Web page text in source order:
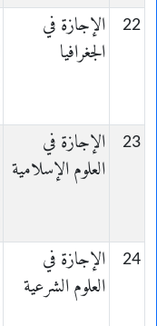
22
الإجازة في
الجغرافيا
23
الإجازة في
العلوم الإسلامية
24
الإجازة في
العلوم الشرعية